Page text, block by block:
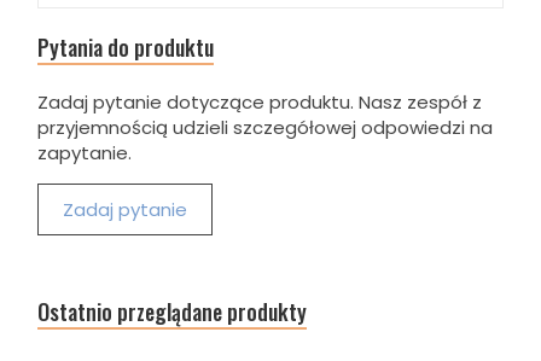
Pytania do produktu
Zadaj pytanie dotyczące produktu. Nasz zespół z
przyjemnością udzieli szczegółowej odpowiedzi na
zapytanie.
Zadaj pytanie
Ostatnio przeglądane produkty